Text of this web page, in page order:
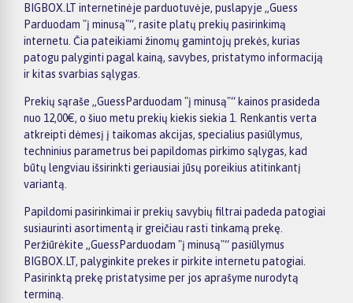
BIGBOX.LT internetinėje parduotuvėje, puslapyje „Guess
Parduodam "į minusą"“, rasite platų prekių pasirinkimą
internetu. Čia pateikiami žinomų gamintojų prekės, kurias
patogu palyginti pagal kainą, savybes, pristatymo informaciją
ir kitas svarbias sąlygas.
Prekių sąraše „GuessParduodam "į minusą"“ kainos prasideda
nuo 12,00€, o šiuo metu prekių kiekis siekia 1. Renkantis verta
atkreipti dėmesį į taikomas akcijas, specialius pasiūlymus,
techninius parametrus bei papildomas pirkimo sąlygas, kad
būtų lengviau išsirinkti geriausiai jūsų poreikius atitinkantį
variantą.
Papildomi pasirinkimai ir prekių savybių filtrai padeda patogiai
susiaurinti asortimentą ir greičiau rasti tinkamą prekę.
Peržiūrėkite „GuessParduodam "į minusą"“ pasiūlymus
BIGBOX.LT, palyginkite prekes ir pirkite internetu patogiai.
Pasirinktą prekę pristatysime per jos aprašyme nurodytą
terminą.